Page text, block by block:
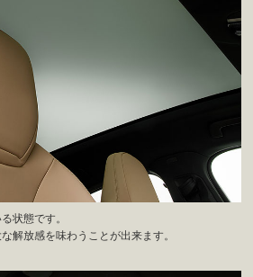
状態です。
解放感を味わうことが出来ます。